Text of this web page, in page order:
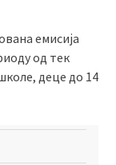
емисија
од тек
деце до 14